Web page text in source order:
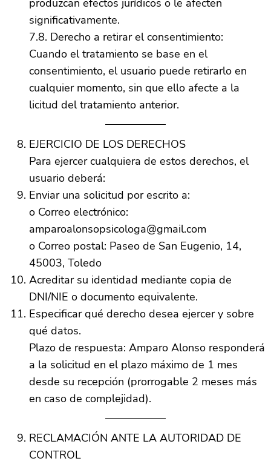
produzcan efectos jurídicos o le afecten
significativamente.
7.8. Derecho a retirar el consentimiento:
Cuando el tratamiento se base en el
consentimiento, el usuario puede retirarlo en
cualquier momento, sin que ello afecte a la
licitud del tratamiento anterior.
EJERCICIO DE LOS DERECHOS
Para ejercer cualquiera de estos derechos, el
usuario deberá:
Enviar una solicitud por escrito a:
o Correo electrónico:
amparoalonsopsicologa@gmail.com
o Correo postal: Paseo de San Eugenio, 14,
45003, Toledo
Acreditar su identidad mediante copia de
DNI/NIE o documento equivalente.
Especificar qué derecho desea ejercer y sobre
qué datos.
Plazo de respuesta: Amparo Alonso responderá
a la solicitud en el plazo máximo de 1 mes
desde su recepción (prorrogable 2 meses más
en caso de complejidad).
RECLAMACIÓN ANTE LA AUTORIDAD DE
CONTROL